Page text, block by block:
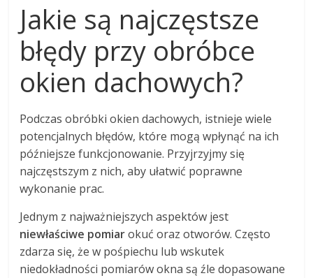
Jakie są najczęstsze
błędy przy obróbce
okien dachowych?
Podczas obróbki okien dachowych, istnieje wiele
potencjalnych błędów, które mogą wpłynąć na ich
późniejsze funkcjonowanie. Przyjrzyjmy się
najczęstszym z nich, aby ułatwić poprawne
wykonanie prac.
Jednym z najważniejszych aspektów jest
niewłaściwe pomiarokuć oraz otworów. Często
zdarza się, że w pośpiechu lub wskutek
niedokładności pomiarów okna są źle dopasowane